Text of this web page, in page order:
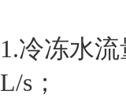
1.冷冻水
L/s；